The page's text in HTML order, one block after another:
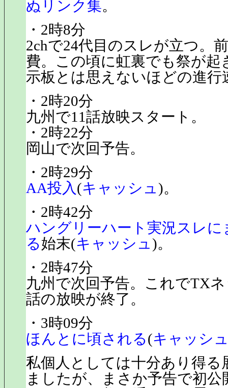
ぬリンク集。
・2時8分
2chで24代目のスレが立つ。
費。この頃に虹裏でも祭が起
示板とは思えないほどの進行
・2時20分
九州で11話放映スタート。
・2時22分
岡山で次回予告。
・2時29分
AA投入(キャッシュ)。
・2時42分
ハングリーハート実況スレ
る始末(キャッシュ)。
・2時47分
九州で次回予告。これでTX
話の放映が終了。
・3時09分
ほんとに頃される(キャッシ
私個人としては十分あり得る
ましたが、まさか予告で初